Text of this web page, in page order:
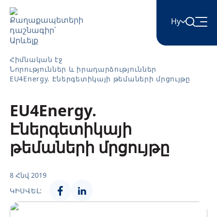
Hy
English
Azərbaycan
ქართული
Română
Հիմնական էջ
Նորություններ և իրադարձություններ
EU4Energy. Էներգետիկայի թեմաների մրցույթը
EU4Energy.
Էներգետիկայի
թեմաների մրցույթը
8 Հնվ 2019
ԿԻՍՎԵԼ: